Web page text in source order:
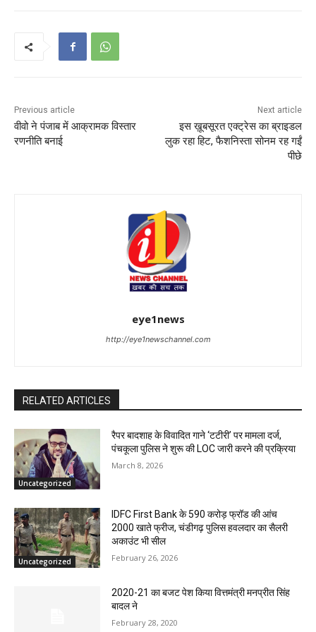
Previous article
वीवो ने पंजाब में आक्रामक विस्तार
रणनीति बनाई
Next article
इस ख़ूबसूरत एक्ट्रेस का ब्राइडल
लुक रहा हिट, फैशनिस्ता सोनम रह गईं
पीछे
eye1news
http://eye1newschannel.com
RELATED ARTICLES
Uncategorized
रैपर बादशाह के विवादित गाने ‘टटीरी’ पर मामला दर्ज,
पंचकूला पुलिस ने शुरू की LOC जारी करने की प्रक्रिया
March 8, 2026
Uncategorized
IDFC First Bank के 590 करोड़ फ्रॉड की आंच
2000 खाते फ्रीज, चंडीगढ़ पुलिस हवलदार का सैलरी
अकाउंट भी सील
February 26, 2026
2020-21 का बजट पेश किया वित्तमंत्री मनप्रीत सिंह
बादल ने
February 28, 2020